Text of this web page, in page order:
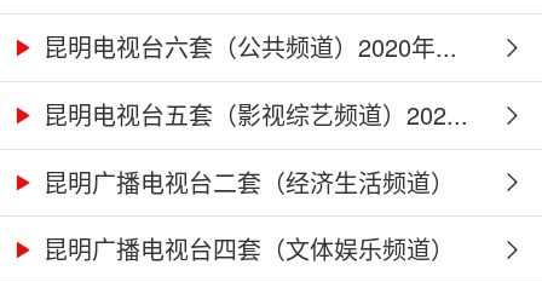
昆明电视台六套（公共频道）2020年...
昆明电视台五套（影视综艺频道）202...
昆明广播电视台二套（经济生活频道）
2... 昆明广播电视台四套（文体娱乐频道）